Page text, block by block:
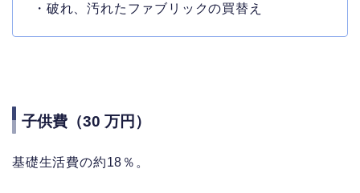
・破れ、汚れたファブリックの買替え
子供費（30 万円）
基礎生活費の約18％。